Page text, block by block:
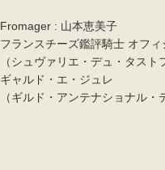
Fromager : 山本恵美子
フランスチーズ鑑評騎士 オフィ
（シュヴァリエ・デュ・タスト
ギャルド・エ・ジュレ
（ギルド・アンテナショナル・